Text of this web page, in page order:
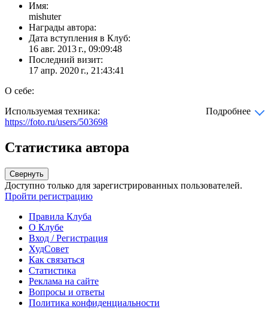
Имя:
mishuter
Награды автора:
Дата вступления в Клуб:
16 авг. 2013 г., 09:09:48
Последний визит:
17 апр. 2020 г., 21:43:41
О себе:
Используемая техника:
Подробнее
https://foto.ru/users/503698
Статистика автора
Свернуть
Доступно только для зарегистрированных пользователей.
Пройти регистрацию
Правила Клуба
О Клубе
Вход / Регистрация
ХудСовет
Как связаться
Статистика
Реклама на сайте
Вопросы и ответы
Политика конфиденциальности